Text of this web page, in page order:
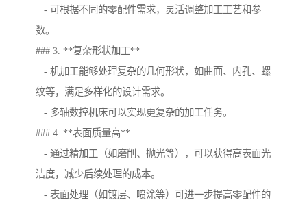
- 可根据不同的零配件需求，灵活调整加工工艺和参
数。
### 3. **复杂形状加工**
- 机加工能够处理复杂的几何形状，如曲面、内孔、螺
纹等，满足多样化的设计需求。
- 多轴数控机床可以实现更复杂的加工任务。
### 4. **表面质量高**
- 通过精加工（如磨削、抛光等），可以获得高表面光
洁度，减少后续处理的成本。
- 表面处理（如镀层、喷涂等）可进一步提高零配件的